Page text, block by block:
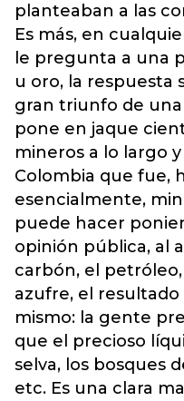
planteaban a las
Es más, en
le pregunta a una
u oro, la respuesta
gran triunfo de
pone en jaque
mineros a lo largo
Colombia que fue,
esencialmente,
puede hacer
opinión pública, al
carbón, el
azufre, el resultado
mismo: la gente
que el precioso
selva, los bosques
etc. Es una clara